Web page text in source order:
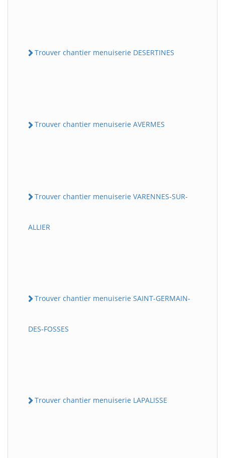
Trouver chantier menuiserie DESERTINES
Trouver chantier menuiserie AVERMES
Trouver chantier menuiserie VARENNES-SUR-
ALLIER
Trouver chantier menuiserie SAINT-GERMAIN-
DES-FOSSES
Trouver chantier menuiserie LAPALISSE